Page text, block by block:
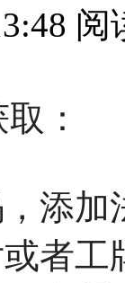
阅
：
添加
者